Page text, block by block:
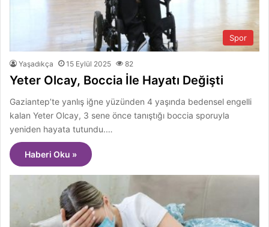
Spor
Yaşadıkça 15 Eylül 2025 82
Yeter Olcay, Boccia İle Hayatı Değişti
Gaziantep’te yanlış iğne yüzünden 4 yaşında bedensel engelli
kalan Yeter Olcay, 3 sene önce tanıştığı boccia sporuyla
yeniden hayata tutundu.…
Haberi Oku »